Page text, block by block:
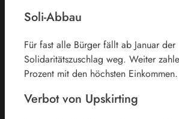
Soli-Abbau
Für fast alle Bürger fällt ab Januar der
Solidaritätszuschlag weg. Weiter
Prozent mit den höchsten Einkommen.
Verbot von Upskirting